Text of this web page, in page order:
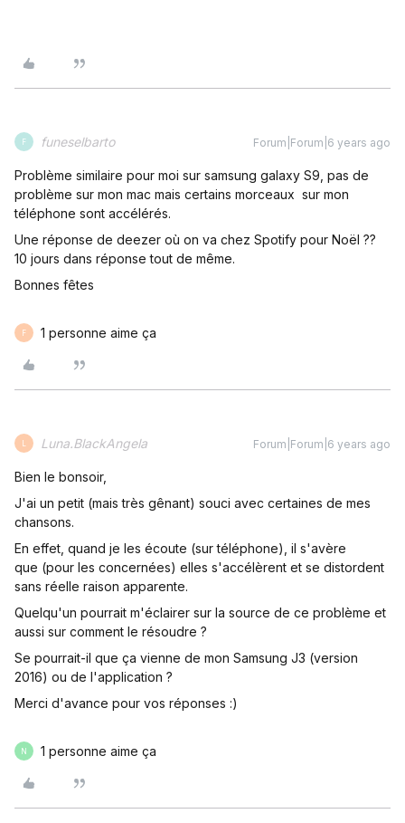
F funeselbarto Forum|Forum|6 years ago
Problème similaire pour moi sur samsung galaxy S9, pas de
problème sur mon mac mais certains morceaux sur mon
téléphone sont accélérés.
Une réponse de deezer où on va chez Spotify pour Noël ??
10 jours dans réponse tout de même.
Bonnes fêtes
F 1 personne aime ça
Luna.BlackAngela Forum|Forum|6 years ago
Bien le bonsoir,
J'ai un petit (mais très gênant) souci avec certaines de mes
chansons.
En effet, quand je les écoute (sur téléphone), il s'avère
que (pour les concernées) elles s'accélèrent et se distordent
sans réelle raison apparente.
Quelqu'un pourrait m'éclairer sur la source de ce problème et
aussi sur comment le résoudre ?
Se pourrait-il que ça vienne de mon Samsung J3 (version
2016) ou de l'application ?
Merci d'avance pour vos réponses :)
N 1 personne aime ça